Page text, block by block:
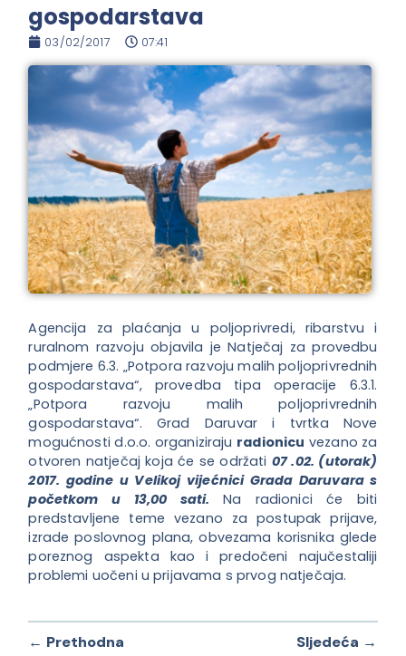
gospodarstava
03/02/2017 07:41
Agencija za plaćanja u poljoprivredi, ribarstvu i
ruralnom razvoju objavila je Natječaj za provedbu
podmjere 6.3. „Potpora razvoju malih poljoprivrednih
gospodarstava“, provedba tipa operacije 6.3.1.
„Potpora razvoju malih poljoprivrednih
gospodarstava“. Grad Daruvar i tvrtka Nove
mogućnosti d.o.o. organiziraju radionicu vezano za
otvoren natječaj koja će se održati 07 .02. (utorak)
2017. godine u Velikoj vijećnici Grada Daruvaras
početkom u 13,00 sati. Na radionici će biti
predstavljene teme vezano za postupak prijave,
izrade poslovnog plana, obvezama korisnika glede
poreznog aspekta kao i predočeni najučestaliji
problemi uočeni u prijavama s prvog natječaja.
← Prethodna Sljedeća →